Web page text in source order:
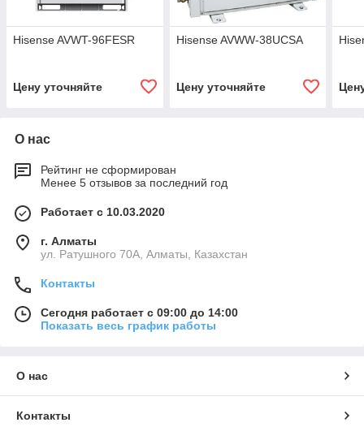
Hisense AVWT-96FESR
Цену уточняйте
Hisense AVWW-38UCSA
Цену уточняйте
О нас
Рейтинг не сформирован
Менее 5 отзывов за последний год
Работает с 10.03.2020
г. Алматы
ул. Ратушного 70А, Алматы, Казахстан
Контакты
Сегодня работает с 09:00 до 14:00
Показать весь график работы
О нас
Контакты